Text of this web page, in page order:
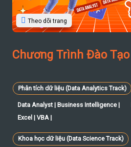
Theo dõi trang
Chương Trình Đào Tạo
Phân tích dữ liệu (Data Analytics Track)
Data Analyst | Business Intelligence |
Excel | VBA |
Khoa học dữ liệu (Data Science Track)